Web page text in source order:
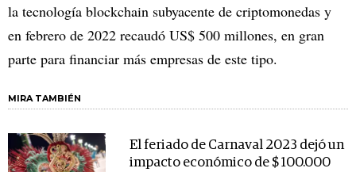
la tecnología blockchain subyacente de criptomonedas y
en febrero de 2022 recaudó US$ 500 millones, en gran
parte para financiar más empresas de este tipo.
MIRA TAMBIÉN
El feriado de Carnaval 2023 dejó un
impacto económico de $ 100.000